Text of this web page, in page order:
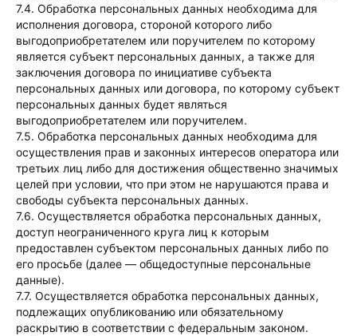
7.4. Обработка персональных данных необходима для
исполнения договора, стороной которого либо
выгодоприобретателем или поручителем по которому
является субъект персональных данных, а также для
заключения договора по инициативе субъекта
персональных данных или договора, по которому субъект
персональных данных будет являться
выгодоприобретателем или поручителем.
7.5. Обработка персональных данных необходима для
осуществления прав и законных интересов оператора или
третьих лиц либо для достижения общественно значимых
целей при условии, что при этом не нарушаются права и
свободы субъекта персональных данных.
7.6. Осуществляется обработка персональных данных,
доступ неограниченного круга лиц к которым
предоставлен субъектом персональных данных либо по
его просьбе (далее — общедоступные персональные
данные).
7.7. Осуществляется обработка персональных данных,
подлежащих опубликованию или обязательному
раскрытию в соответствии с федеральным законом.